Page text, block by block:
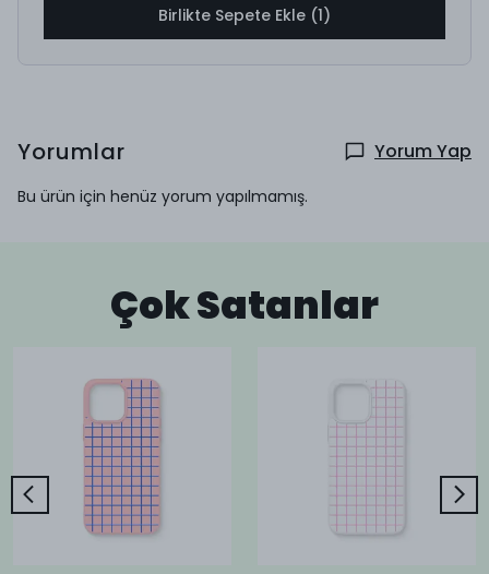
Birlikte Sepete Ekle (1)
Yorumlar Yorum Yap
Bu ürün için henüz yorum yapılmamış.
Çok Satanlar